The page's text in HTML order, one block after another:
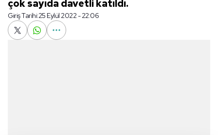
çok sayıda davetli katıldı.
Giriş Tarihi:25 Eylül 2022 - 22:06